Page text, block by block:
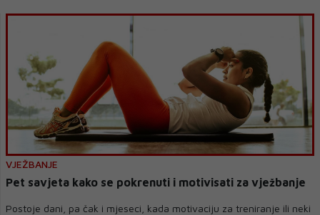
VJEŽBANJE
Pet savjeta kako se pokrenuti i motivisati za vježbanje
Postoje dani, pa čak i mjeseci, kada motivaciju za treniranje ili neki